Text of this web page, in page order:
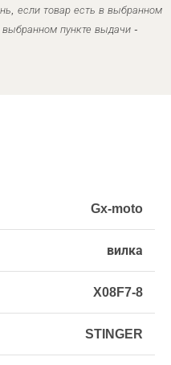
если товар есть в выбранном
пункте выдачи -
Gx-moto
вилка
X08F7-8
STINGER